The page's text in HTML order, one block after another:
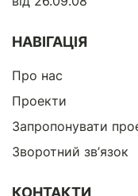
НАВІГАЦІЯ
Про нас
Проекти
Запропонувати
Зворотний зв’язок
КОНТАКТИ